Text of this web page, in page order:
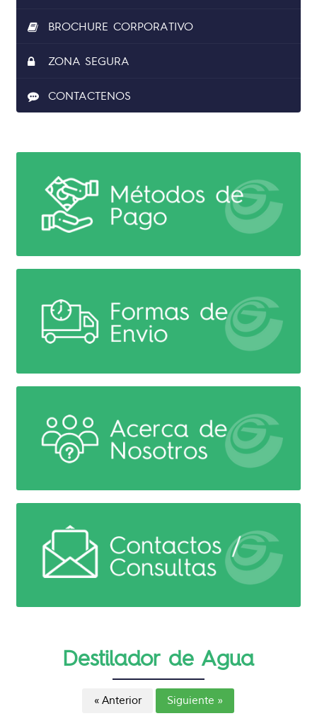
BROCHURE CORPORATIVO
ZONA SEGURA
CONTACTENOS
Destilador de Agua
« Anterior Siguiente »